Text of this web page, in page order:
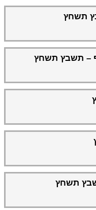
תשחץ
– תשבץ תשחץ
תשחץ